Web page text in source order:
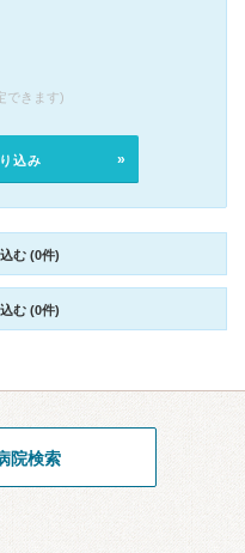
できます)
込み
む (0件)
む (0件)
院検索